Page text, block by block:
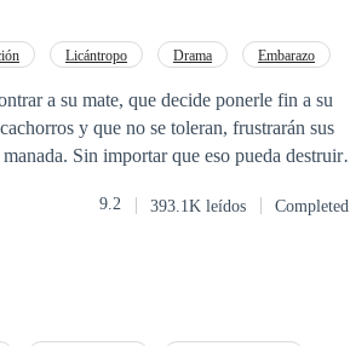
Licántropo Drama
Embarazo
a su mate, que decide ponerle fin a su
destruirla,
9.2 393.1K leídos Completed